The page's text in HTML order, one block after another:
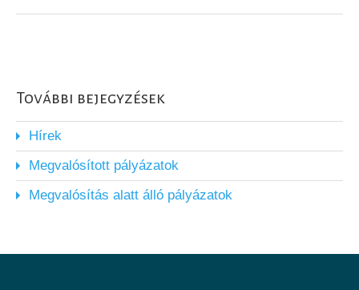
További bejegyzések
Hírek
Megvalósított pályázatok
Megvalósítás alatt álló pályázatok